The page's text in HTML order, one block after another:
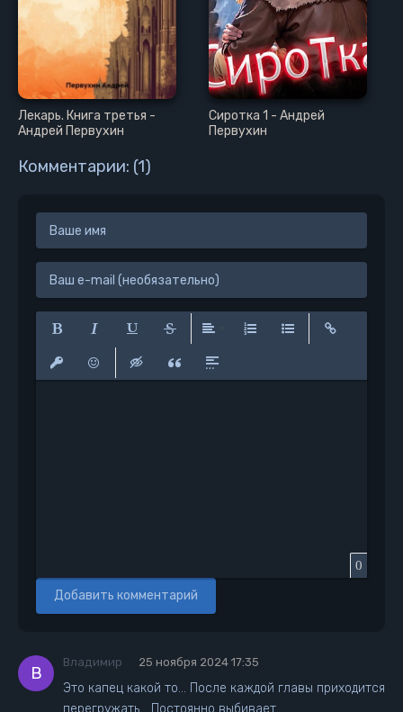
Лекарь. Книга третья -
Андрей Первухин
Сиротка 1 - Андрей
Первухин
Комментарии: (1)
Полужирный
Курсив Подчеркнутый
0
Добавить комментарий
В
Владимир 25 ноября 2024 17:35
Это капец какой то... После каждой главы приходится
перегружать... Постоянно выбивает...